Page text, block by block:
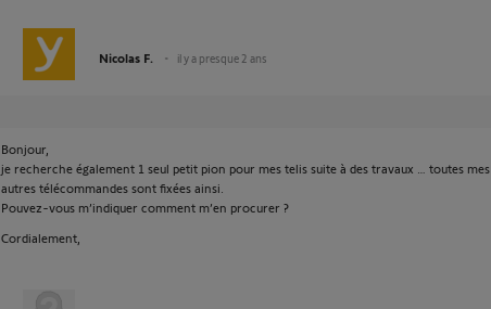
Nicolas F. il y a presque 2 ans
Bonjour,
je recherche également 1 seul petit pion pour mes telis suite à des travaux … toutes mes
autres télécommandes sont fixées ainsi.
Pouvez-vous m’indiquer comment m’en procurer ?
Cordialement,